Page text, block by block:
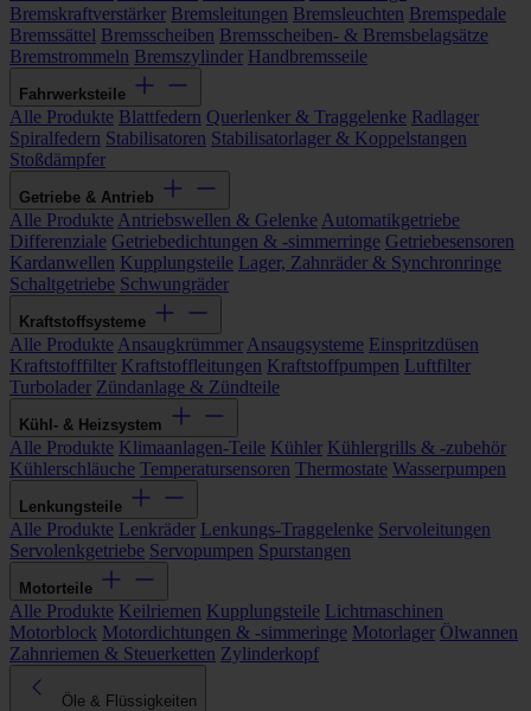
Bremskraftverstärker Bremsleitungen Bremsleuchten Bremspedale
Bremssättel Bremsscheiben Bremsscheiben- & Bremsbelagsätze
Bremstrommeln Bremszylinder Handbremsseile
Fahrwerksteile
Alle Produkte Blattfedern Querlenker & Traggelenke Radlager
Spiralfedern Stabilisatoren Stabilisatorlager & Koppelstangen
Stoßdämpfer
Getriebe & Antrieb
Alle Produkte Antriebswellen & Gelenke Automatikgetriebe
Differenziale Getriebedichtungen & -simmerringe Getriebesensoren
Kardanwellen Kupplungsteile Lager, Zahnräder & Synchronringe
Schaltgetriebe Schwungräder
Kraftstoffsysteme
Alle Produkte Ansaugkrümmer Ansaugsysteme Einspritzdüsen
Kraftstofffilter Kraftstoffleitungen Kraftstoffpumpen Luftfilter
Turbolader Zündanlage & Zündteile
Kühl- & Heizsystem
Alle Produkte Klimaanlagen-Teile Kühler Kühlergrills & -zubehör
Kühlerschläuche Temperatursensoren Thermostate Wasserpumpen
Lenkungsteile
Alle Produkte Lenkräder Lenkungs-Traggelenke Servoleitungen
Servolenkgetriebe Servopumpen Spurstangen
Motorteile
Alle Produkte Keilriemen Kupplungsteile Lichtmaschinen
Motorblock Motordichtungen & -simmeringe Motorlager Ölwannen
Zahnriemen & Steuerketten Zylinderkopf
Öle & Flüssigkeiten